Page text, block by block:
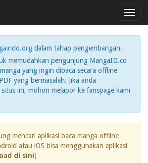
dalam tahap pengembangan.
memudahkan pengunjung MangaID.co
yang ingin dibaca secara offline
yang bermasalah. Jika anda
ini, mohon melapor ke fanspage kami
mencari aplikasi baca manga offline
atau iOS bisa menggunakan aplikasi
di sini)